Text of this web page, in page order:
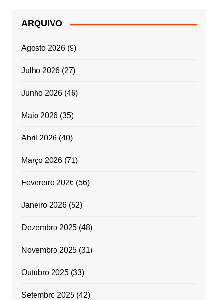
ARQUIVO
Agosto 2026(9)
Julho 2026(27)
Junho 2026(46)
Maio 2026(35)
Abril 2026(40)
Março 2026(71)
Fevereiro 2026(56)
Janeiro 2026(52)
Dezembro 2025(48)
Novembro 2025(31)
Outubro 2025(33)
Setembro 2025(42)